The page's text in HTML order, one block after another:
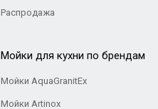
Распродажа
Мойки для кухни по брендам
Мойки AquaGranitEx
Мойки Artinox